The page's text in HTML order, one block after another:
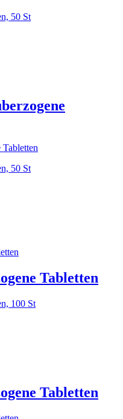
50 St
50 St
Tabletten
100 St
Tabletten